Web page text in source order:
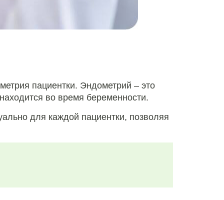
пациентки. Эндометрий – это
во время беременности.
для каждой пациентки, позволяя